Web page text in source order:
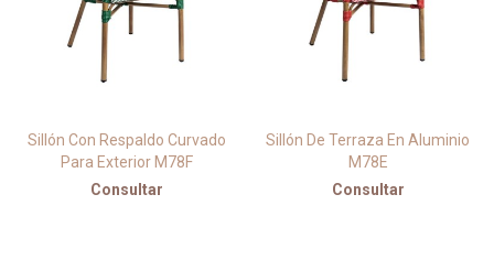
Sillón Con Respaldo Curvado
Para Exterior M78F
Consultar
Sillón De Terraza En Aluminio
M78E
Consultar